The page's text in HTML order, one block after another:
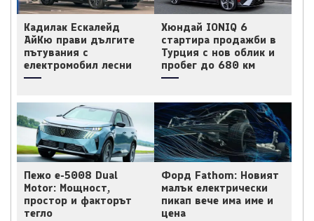
Кадилак Ескалейд
АйКю прави дългите
пътувания с
електромобил лесни
Хюндай IONIQ 6
стартира продажби в
Турция с нов облик и
пробег до 680 км
Пежо e-5008 Dual
Motor: Мощност,
простор и факторът
тегло
Форд Fathom: Новият
малък електрически
пикап вече има име и
цена